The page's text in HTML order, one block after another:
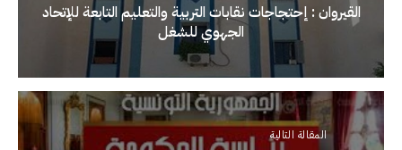
القيروان : إحتجاجات نقابات التربية والتعليم التابعة للإتحاد
الجهوي للشغل
المقالة التالية